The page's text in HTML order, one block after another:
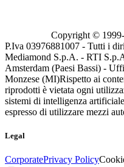
Copyright © 1999-
P.Iva 03976881007 - Tutti i
Mediamond S.p.A. - RTI
Amsterdam (Paesi Bassi) -
Monzese (MI)Rispetto ai
riprodotti è vietata ogni
sistemi di intelligenza
espresso di utilizzare mezzi
Legal
CorporatePrivacy Policy